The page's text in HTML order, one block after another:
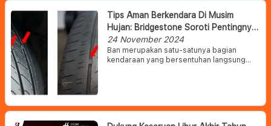
Tips Aman Berkendara Di Musim
Hujan: Bridgestone Soroti Pentingnya
Perawatan Ban
24 November 2024
Ban merupakan satu-satunya bagian
kendaraan yang bersentuhan langsung
dalam kondisi hujan.